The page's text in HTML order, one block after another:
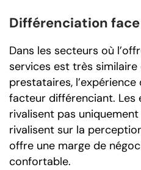
Différenciation
Dans les secteurs où
services est très
prestataires,
facteur différenciant. Les
rivalisent pas
rivalisent sur la
offre une marge de
confortable.